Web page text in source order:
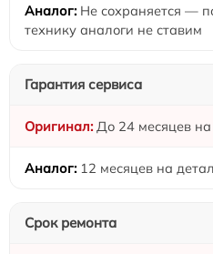
Не сохраняется —
технику аналоги не ставим
Гарантия сервиса
До 24 месяцев
12 месяцев на
Срок ремонта